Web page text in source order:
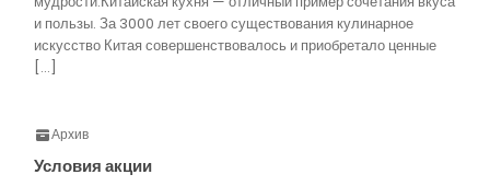
и пользы. За 3000 лет своего существования кулинарное
искусство Китая совершенствовалось и приобретало ценные
[…]
Архив
Условия акции